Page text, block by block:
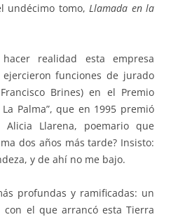
undécimo tomo,Llamada en la
realidad esta empresa
ejercieron funciones de jurado
Brines) en el Premio
Palma”, que en 1995 premió
Llarena, poemario que
dos años más tarde? Insisto:
y de ahí no me bajo.
profundas y ramificadas: un
con el que arrancó esta Tierra